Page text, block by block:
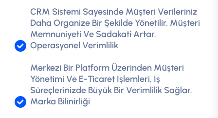
CRM Sistemi Sayesinde Müşteri Verileriniz
Daha Organize Bir Şekilde Yönetilir, Müşteri
Memnuniyeti Ve Sadakati Artar.
Operasyonel Verimlilik
Merkezi Bir Platform Üzerinden Müşteri
Yönetimi Ve E-Ticaret Işlemleri, Iş
Süreçlerinizde Büyük Bir Verimlilik Sağlar.
Marka Bilinirliği